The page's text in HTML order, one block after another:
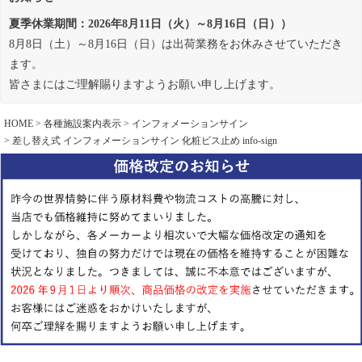
夏季休業期間：2026年8月11日（火）～8月16日（日））
8月8日（土）～8月16日（日）は出荷業務をお休みさせていただき
ます。
皆さまにはご理解賜りますようお願い申し上げます。
HOME 各種施設案内表示
インフォメーションサイン
差し替え式 インフォメーションサイン 化粧ビス止め info-sign